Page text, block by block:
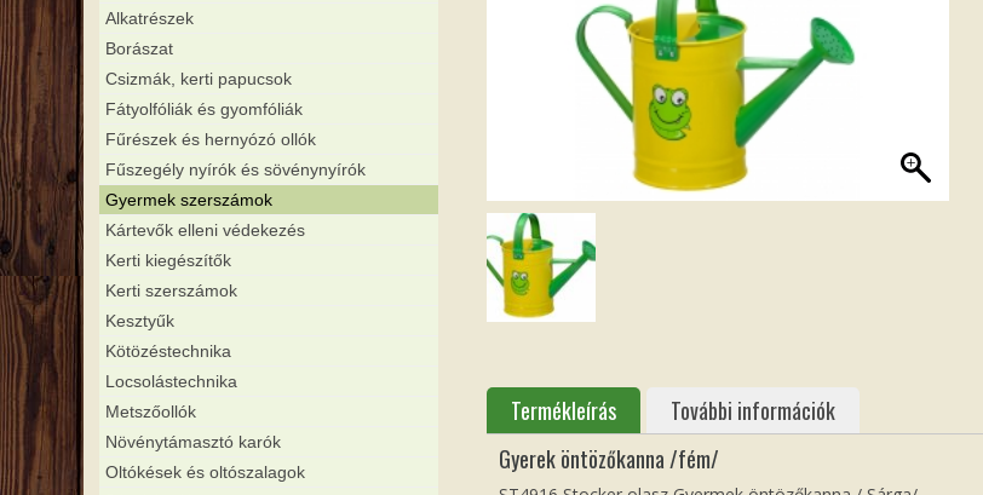
Termékleírás
További információk
Gyerek öntözőkanna /fém/
Alkatrészek
Borászat
Csizmák, kerti papucsok
Fátyolfóliák és gyomfóliák
Fűrészek és hernyózó ollók
Fűszegély nyírók és sövénynyírók
Gyermek szerszámok
Kártevők elleni védekezés
Kerti kiegészítők
Kerti szerszámok
Kesztyűk
Kötözéstechnika
Locsolástechnika
Metszőollók
Növénytámasztó karók
Oltókések és oltószalagok